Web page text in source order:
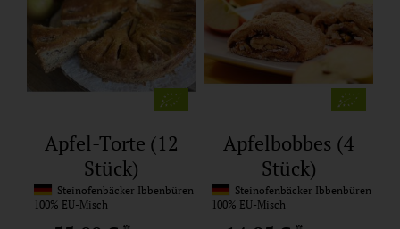
Apfel-Torte (12
Stück)
Steinofenbäcker Ibbenbüren
100% EU-Misch
Apfelbobbes (4
Stück)
Steinofenbäcker Ibbenbüren
100% EU-Misch